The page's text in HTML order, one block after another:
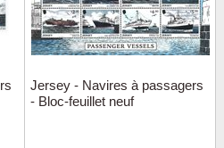
Jersey - Navires à passagers
- Bloc-feuillet neuf